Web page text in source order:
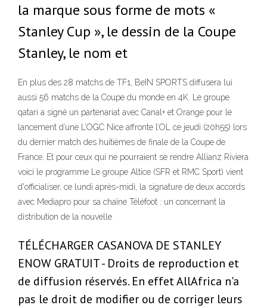
la marque sous forme de mots «
Stanley Cup », le dessin de la Coupe
Stanley, le nom et
En plus des 28 matchs de TF1, BeIN SPORTS diffusera lui
aussi 56 matchs de la Coupe du monde en 4K. Le groupe
qatari a signé un partenariat avec Canal+ et Orange pour le
lancement d’une L’OGC Nice affronte l’OL ce jeudi (20h55) lors
du dernier match des huitièmes de finale de la Coupe de
France. Et pour ceux qui ne pourraient se rendre Allianz Riviera
voici le programme Le groupe Altice (SFR et RMC Sport) vient
d'officialiser, ce lundi après-midi, la signature de deux accords
avec Mediapro pour sa chaîne Téléfoot : un concernant la
distribution de la nouvelle
TÉLÉCHARGER CASANOVA DE STANLEY
ENOW GRATUIT - Droits de reproduction et
de diffusion réservés. En effet AllAfrica n'a
pas le droit de modifier ou de corriger leurs